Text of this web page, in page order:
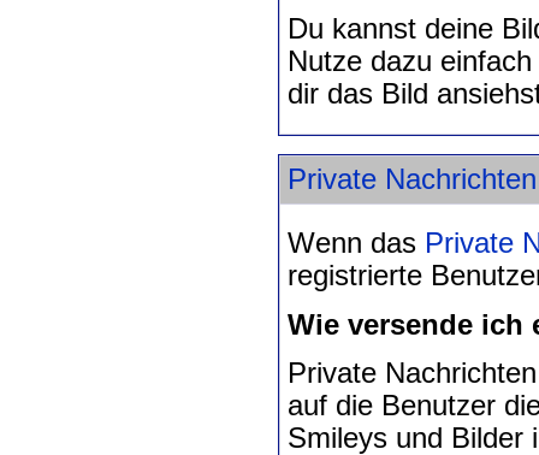
Du kannst deine
Nutze dazu
dir das Bild
Private Nachrichten
Wenn das Private
registrierte
Wie versende ich
Private
auf die Benutzer
Smileys und Bilder